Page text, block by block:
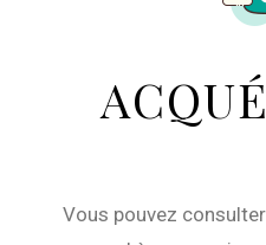
Vous pouvez